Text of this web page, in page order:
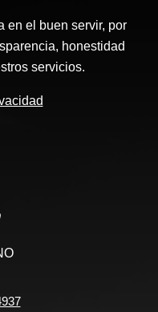
en el buen servir, por
honestidad
servicios.